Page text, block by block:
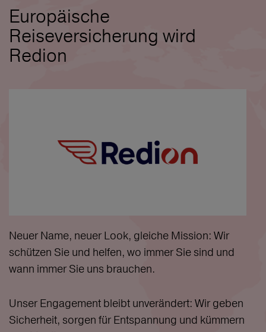
Europäische
Reiseversicherung wird
Redion
Neuer Name, neuer Look, gleiche Mission: Wir
schützen Sie und helfen, wo immer Sie sind und
wann immer Sie uns brauchen.
Unser Engagement bleibt unverändert: Wir geben
Sicherheit, sorgen für Entspannung und kümmern